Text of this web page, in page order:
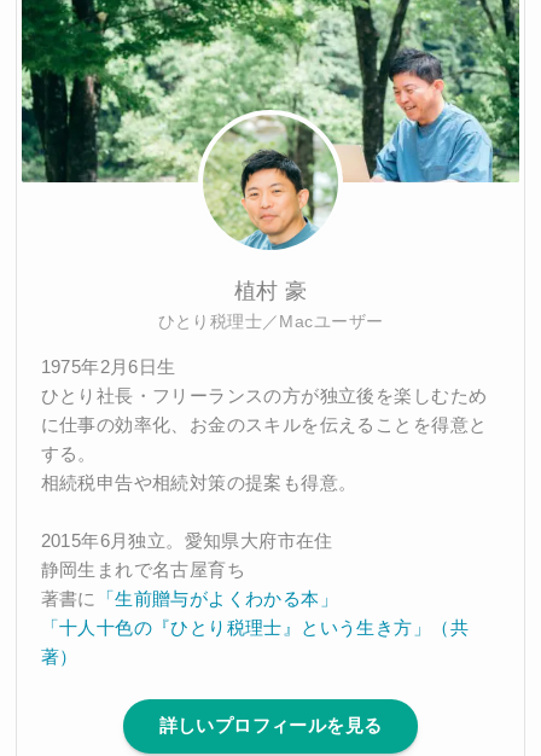
植村 豪
ひとり税理士／Macユーザー
1975年2月6日生
ひとり社長・フリーランスの方が独立後を楽しむため
に仕事の効率化、お金のスキルを伝えることを得意と
する。
相続税申告や相続対策の提案も得意。
2015年6月独立。愛知県大府市在住
静岡生まれで名古屋育ち
著書に
「生前贈与がよくわかる本」
「十人十色の『ひとり税理士』という生き方」（共
著）
詳しいプロフィールを見る